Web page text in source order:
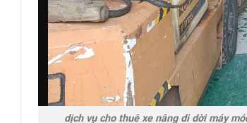
dịch vụ cho thuê xe nâng di dời máy